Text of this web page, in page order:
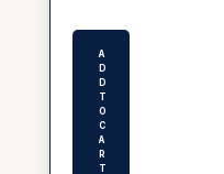
A
D
D
T
O
C
A
R
T